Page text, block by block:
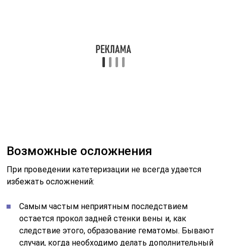
Возможные осложнения
При проведении катетеризации не всегда удается
избежать осложнений:
Самым частым неприятным последствием
остается прокол задней стенки вены и, как
следствие этого, образование гематомы. Бывают
случаи, когда необходимо делать дополнительный